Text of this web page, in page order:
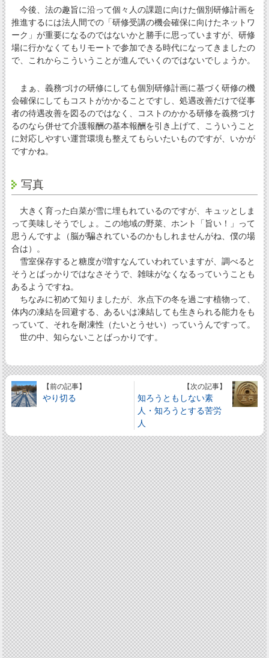
今後、法の趣旨に沿って個々人の課題に向けた個別研修計画を
推進するには法人間での「研修受講の機会確保に向けたネットワ
ーク」が重要になるのではないかと勝手に思っていますが、研修
場に行かなくてもリモートで参加できる時代になってきましたの
で、これからこういうことが進んでいくのではないでしょうか。
まぁ、義務づけの研修にしても個別研修計画に基づく研修の機
会確保にしてもコストがかかることですし、処遇改善だけで従事
者の待遇改善を図るのではなく、コストのかかる研修を義務づけ
るのなら併せて介護報酬の基本報酬を引き上げて、こういうこと
に対応しやすい運営環境も整えてもらいたいものですが、いかが
ですかね。
写真
大きく育った白菜が雪に埋もれているのですが、キュッとしま
って美味しそうでしょ。この地域の野菜、ホント「旨い！」って
思うんですよ（脳が騙されているのかもしれませんがね、僕の場
合は）。
雪室保存すると糖度が増すなんていわれていますが、調べると
そうとばっかりではなさそうで、雑味がなくなるっていうことも
あるようですね。
ちなみに初めて知りましたが、氷点下の冬を過ごす植物って、
体内の凍結を回避する、あるいは凍結しても生きられる能力をも
っていて、それを耐凍性（たいとうせい）っていうんですって。
世の中、知らないことばっかりです。
【前の記事】
やり切る
【次の記事】
知ろうともしない素
人・知ろうとする苦労
人